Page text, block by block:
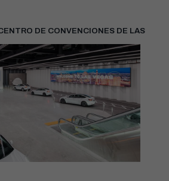
DE CONVENCIONES DE LAS